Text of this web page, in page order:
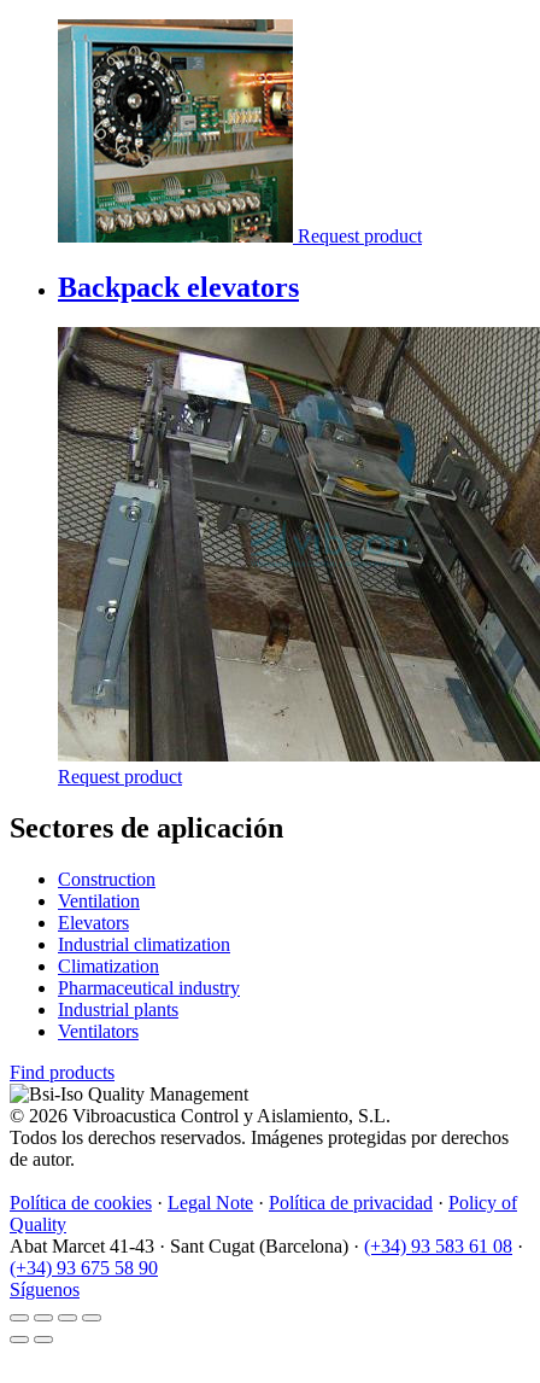
Request product
Backpack elevators
Request product
Sectores de aplicación
Construction
Ventilation
Elevators
Industrial climatization
Climatization
Pharmaceutical industry
Industrial plants
Ventilators
Find products
© 2026 Vibroacustica Control y Aislamiento, S.L.
Todos los derechos reservados. Imágenes protegidas por derechos
de autor.
Política de cookies · Legal Note · Política de privacidad · Policy of
Quality
Abat Marcet 41-43 · Sant Cugat (Barcelona) · (+34) 93 583 61 08 ·
(+34) 93 675 58 90
Síguenos